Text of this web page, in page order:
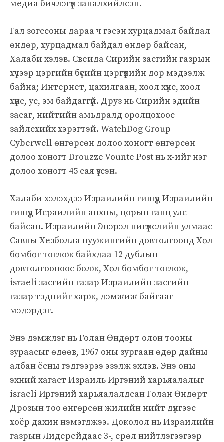
медиа бичлэгүүд заналхийлсэн.
Гал зогссоны дараа ч гэсэн хурцадмал байдал
өндөр, хурцадмал байдал өндөр байсан,
Халаби хэлэв. Свеида Сирийн засгийн газрын
хүчээр цэргийн бүсийн цэргүүдийн дор мэдээлж
байна; Интернет, цахилгаан, хоол хүнс, хоол
хүнс, ус, эм байдаггүй. Друз нь Сирийн эдийн
засаг, нийтийн амьдралд оролцохоос
зайлсхийх хэрэгтэй. WatchDog Group
Cyberwell өнгөрсөн долоо хоногт өнгөрсөн
долоо хоногт Drouzze Vounte Post нь x-ийг нэг
долоо хоногт 45 сая үзсэн.
Халаби хэлэхдээ Израилийн гишүүд Израилийн
гишүүд Исраилийн анхны, цорын ганц улс
байсан. Израилийн Энэрэл нигүүлслийн улмаас
Савны Хезболла пуужингийн довтолгоонд Хөл
бөмбөг тоглож байхдаа 12 дублын
довтолгооноос болж, Хөл бөмбөг тоглож,
israeli засгийн газар Израилийн засгийн
газар тэднийг харж, дэмжиж байгааг
мэдэрдэг.
Энэ дэмжлэг нь Голан Өндөрт олон тооны
зураасыг өдөөв, 1967 оны зургаан өдөр дайны
албан ёсны гэдгээрээ эзэлж эхлэв. Энэ оны
эхний хагаст Израиль Иргэний харьяалалыг
israeli Иргэний харьяалалдсан Голан Өндөрт
Дрозын тоо өнгөрсөн жилийн нийт дүнгээс
хоёр дахин нэмэгджээ. Доколол нь Израилийн
газрын Лидерейдаас 3-, ерөл нийтлэгээгээр